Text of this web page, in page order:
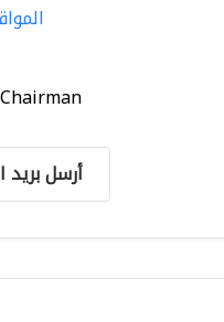
أرسل بريد